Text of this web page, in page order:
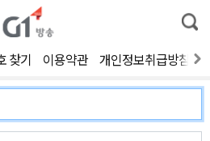
통
합
색
찾기 이용약관 개인정보취급방침